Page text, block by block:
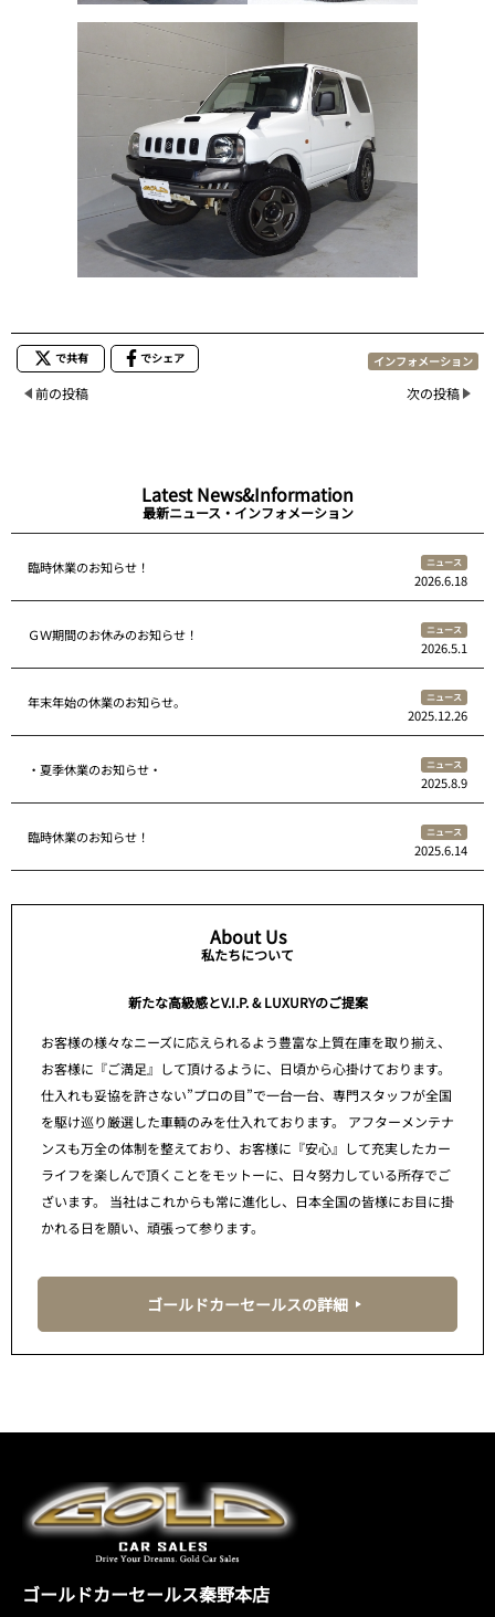
で共有 でシェア インフォメーション
前の投稿 次の投稿
Latest News&Information
最新ニュース・インフォメーション
臨時休業のお知らせ！ ニュース
2026.6.18
ＧＷ期間のお休みのお知らせ！ ニュース
2026.5.1
年末年始の休業のお知らせ。 ニュース
2025.12.26
・夏季休業のお知らせ・ ニュース
2025.8.9
臨時休業のお知らせ！ ニュース
2025.6.14
About Us
私たちについて
新たな高級感とV.I.P. & LUXURYのご提案
お客様の様々なニーズに応えられるよう豊富な上質在庫を取り揃え、
お客様に『ご満足』して頂けるように、日頃から心掛けております。
仕入れも妥協を許さない”プロの目”で一台一台、専門スタッフが全国
を駆け巡り厳選した車輌のみを仕入れております。 アフターメンテナ
ンスも万全の体制を整えており、お客様に『安心』して充実したカー
ライフを楽しんで頂くことをモットーに、日々努力している所存でご
ざいます。 当社はこれからも常に進化し、日本全国の皆様にお目に掛
かれる日を願い、頑張って参ります。
ゴールドカーセールスの詳細
ゴールドカーセールス秦野本店